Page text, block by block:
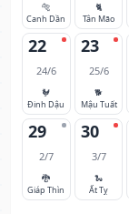
🐅
Canh Dần
🐈
Tân Mão
22
24/6
🐓
Đinh Dậu
23
25/6
🐕
Mậu Tuất
29
2/7
🐉
Giáp Thìn
30
3/7
🐍
Ất Tỵ